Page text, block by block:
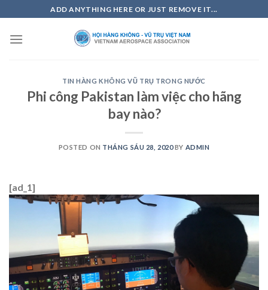
to
content
ADD ANYTHING HERE OR JUST REMOVE IT...
TIN HÀNG KHÔNG VŨ TRỤ TRONG NƯỚC
Phi công Pakistan làm việc cho hãng
bay nào?
POSTED ON THÁNG SÁU 28, 2020BY ADMIN
[ad_1]